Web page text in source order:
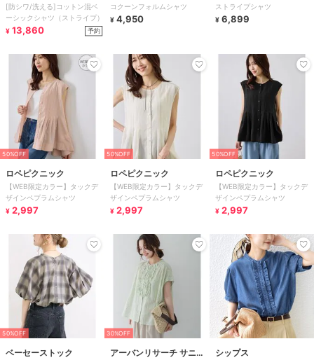
[防シワ/洗える]コットン混ベ
ーシックシャツ（ストライプ）
¥ 13,860 予約
コロジー
コクーンフォルムシャツ
¥ 4,950
ストライプシャツ
¥ 6,899
50%OFF
ロペピクニック
【WEB限定カラー】タックデ
ザインペプラムシャツ
¥ 2,997
50%OFF
ロペピクニック
【WEB限定カラー】タックデ
ザインペプラムシャツ
¥ 2,997
50%OFF
ロペピクニック
【WEB限定カラー】タックデ
ザインペプラムシャツ
¥ 2,997
50%OFF
ベーセーストック
30%OFF
アーバンリサーチ サニー
シップス